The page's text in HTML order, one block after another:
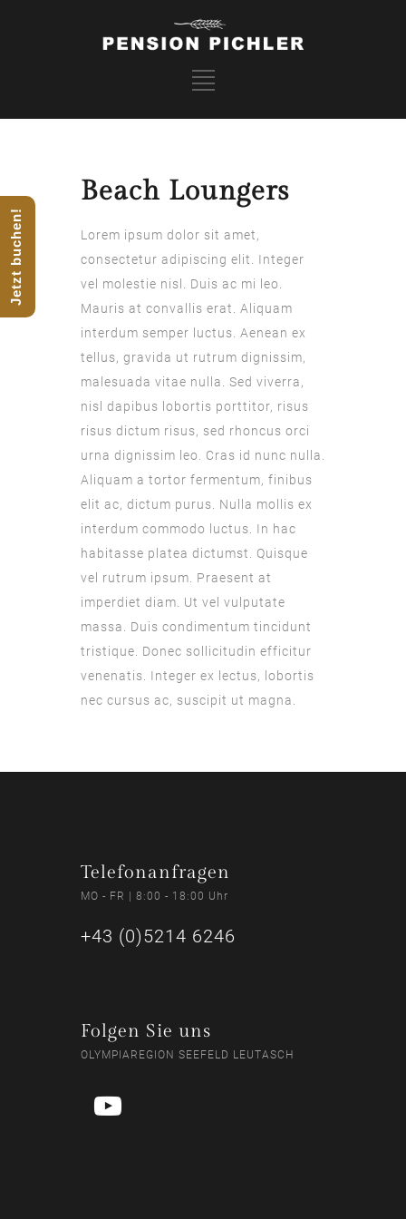
Beach Loungers
Lorem ipsum dolor sit amet,
consectetur adipiscing elit. Integer
vel molestie nisl. Duis ac mi leo.
Mauris at convallis erat. Aliquam
interdum semper luctus. Aenean ex
tellus, gravida ut rutrum dignissim,
malesuada vitae nulla. Sed viverra,
nisl dapibus lobortis porttitor, risus
risus dictum risus, sed rhoncus orci
urna dignissim leo. Cras id nunc nulla.
Aliquam a tortor fermentum, finibus
elit ac, dictum purus. Nulla mollis ex
interdum commodo luctus. In hac
habitasse platea dictumst. Quisque
vel rutrum ipsum. Praesent at
imperdiet diam. Ut vel vulputate
massa. Duis condimentum tincidunt
tristique. Donec sollicitudin efficitur
venenatis. Integer ex lectus, lobortis
nec cursus ac, suscipit ut magna.
Telefonanfragen
MO - FR | 8:00 - 18:00 Uhr
+43 (0)5214 6246
Folgen Sie uns
OLYMPIAREGION SEEFELD LEUTASCH
Jetzt buchen!